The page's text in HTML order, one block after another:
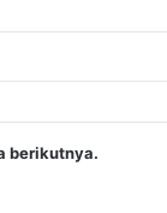
berikutnya.